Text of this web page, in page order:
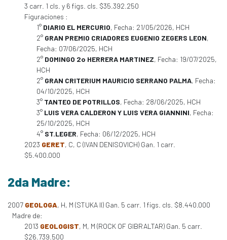
3 carr. 1 cls. y 6 figs. cls. $35.392.250
Figuraciones :
1° DIARIO EL MERCURIO, Fecha: 21/05/2026, HCH
2° GRAN PREMIO CRIADORES EUGENIO ZEGERS LEON,
Fecha: 07/06/2025, HCH
2° DOMINGO 2o HERRERA MARTINEZ, Fecha: 19/07/2025,
HCH
2° GRAN CRITERIUM MAURICIO SERRANO PALMA, Fecha:
04/10/2025, HCH
3° TANTEO DE POTRILLOS, Fecha: 28/06/2025, HCH
3° LUIS VERA CALDERON Y LUIS VERA GIANNINI, Fecha:
25/10/2025, HCH
4° ST.LEGER, Fecha: 06/12/2025, HCH
2023 GERET, C, C (IVAN DENISOVICH) Gan. 1 carr.
$5.400.000
2da Madre:
2007 GEOLOGA, H, M (STUKA II) Gan. 5 carr. 1 figs. cls. $8.440.000
Madre de:
2013 GEOLOGIST, M, M (ROCK OF GIBRALTAR) Gan. 5 carr.
$26.739.500